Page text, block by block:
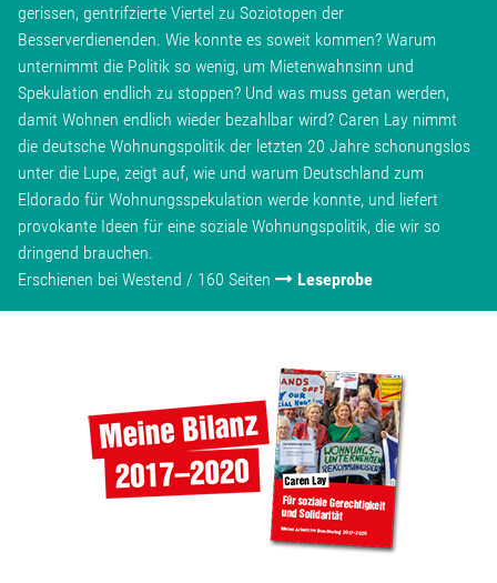
gerissen, gentrifzierte Viertel zu Soziotopen der
Besserverdienenden. Wie konnte es soweit kommen? Warum
unternimmt die Politik so wenig, um Mietenwahnsinn und
Spekulation endlich zu stoppen? Und was muss getan werden,
damit Wohnen endlich wieder bezahlbar wird? Caren Lay nimmt
die deutsche Wohnungspolitik der letzten 20 Jahre schonungslos
unter die Lupe, zeigt auf, wie und warum Deutschland zum
Eldorado für Wohnungsspekulation werde konnte, und liefert
provokante Ideen für eine soziale Wohnungspolitik, die wir so
dringend brauchen.
Erschienen bei Westend / 160 Seiten
Leseprobe